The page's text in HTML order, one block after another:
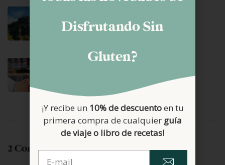
EDIMBURGO SIN GLUTEN (II)
mayo 28, 2026
2 Comments
Disfrutando Sin
Gluten?
¡Y recibe un 10% de descuentoen tu
primera compra de cualquier guía
de viaje o libro de recetas!